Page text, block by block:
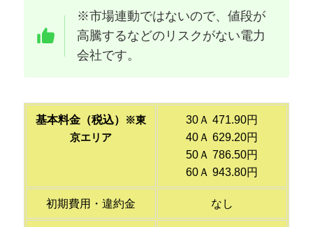
※市場連動ではないので、値段が
高騰するなどのリスクがない電力
会社です。
基本料金（税込）
※東
京エリア
30Ａ 471.90円
40Ａ 629.20円
50Ａ 786.50円
60Ａ 943.80円
初期費用・違約金 なし